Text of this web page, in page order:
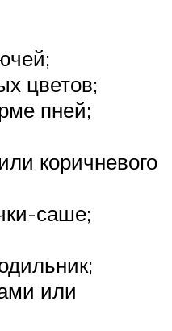
цветов;
пней;
коричневого
саше;
или